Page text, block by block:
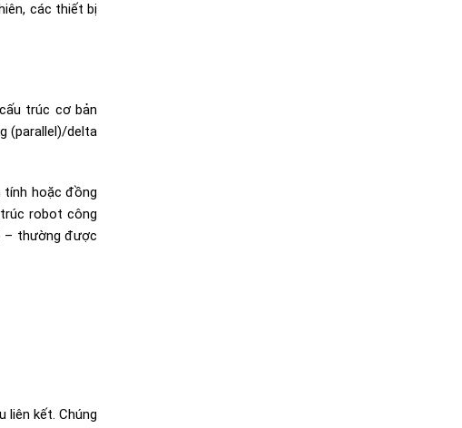
các thiết bị
trúc cơ bản
(parallel)/delta
tính hoặc đồng
robot công
– thường được
liên kết. Chúng